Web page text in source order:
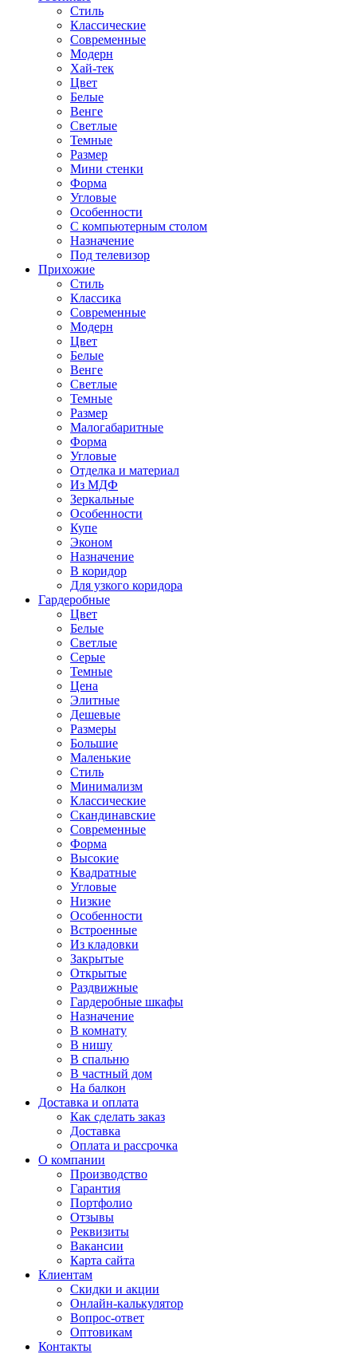
Стиль
Классические
Современные
Модерн
Хай-тек
Цвет
Белые
Венге
Светлые
Темные
Размер
Мини стенки
Форма
Угловые
Особенности
С компьютерным столом
Назначение
Под телевизор
Прихожие
Стиль
Классика
Современные
Модерн
Цвет
Белые
Венге
Светлые
Темные
Размер
Малогабаритные
Форма
Угловые
Отделка и материал
Из МДФ
Зеркальные
Особенности
Купе
Эконом
Назначение
В коридор
Для узкого коридора
Гардеробные
Цвет
Белые
Светлые
Серые
Темные
Цена
Элитные
Дешевые
Размеры
Большие
Маленькие
Стиль
Минимализм
Классические
Скандинавские
Современные
Форма
Высокие
Квадратные
Угловые
Низкие
Особенности
Встроенные
Из кладовки
Закрытые
Открытые
Раздвижные
Гардеробные шкафы
Назначение
В комнату
В нишу
В спальню
В частный дом
На балкон
Доставка и оплата
Как сделать заказ
Доставка
Оплата и рассрочка
О компании
Производство
Гарантия
Портфолио
Отзывы
Реквизиты
Вакансии
Карта сайта
Клиентам
Скидки и акции
Онлайн-калькулятор
Вопрос-ответ
Оптовикам
Контакты